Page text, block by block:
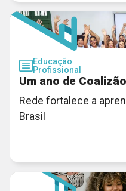
Educação
Profissional
Um ano de
Rede fortalece a
Brasil